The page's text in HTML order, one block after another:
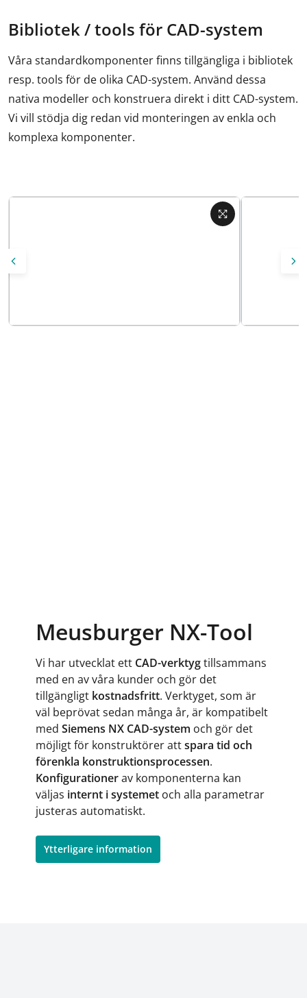
Bibliotek / tools för CAD-system
Våra standardkomponenter finns tillgängliga i bibliotek
resp. tools för de olika CAD-system. Använd dessa
nativa modeller och konstruera direkt i ditt CAD-system.
Vi vill stödja dig redan vid monteringen av enkla och
komplexa komponenter.
Meusburger NX-Tool
Vi har utvecklat ett CAD-verktygtillsammans
med en av våra kunder och gör det
tillgängligt kostnadsfritt. Verktyget, som är
väl beprövat sedan många år, är kompatibelt
med Siemens NX CAD-system och gör det
möjligt för konstruktörer attspara tid och
förenkla konstruktionsprocessen.
Konfigurationerav komponenterna kan
väljas internt i systemet och alla parametrar
justeras automatiskt.
Ytterligare information